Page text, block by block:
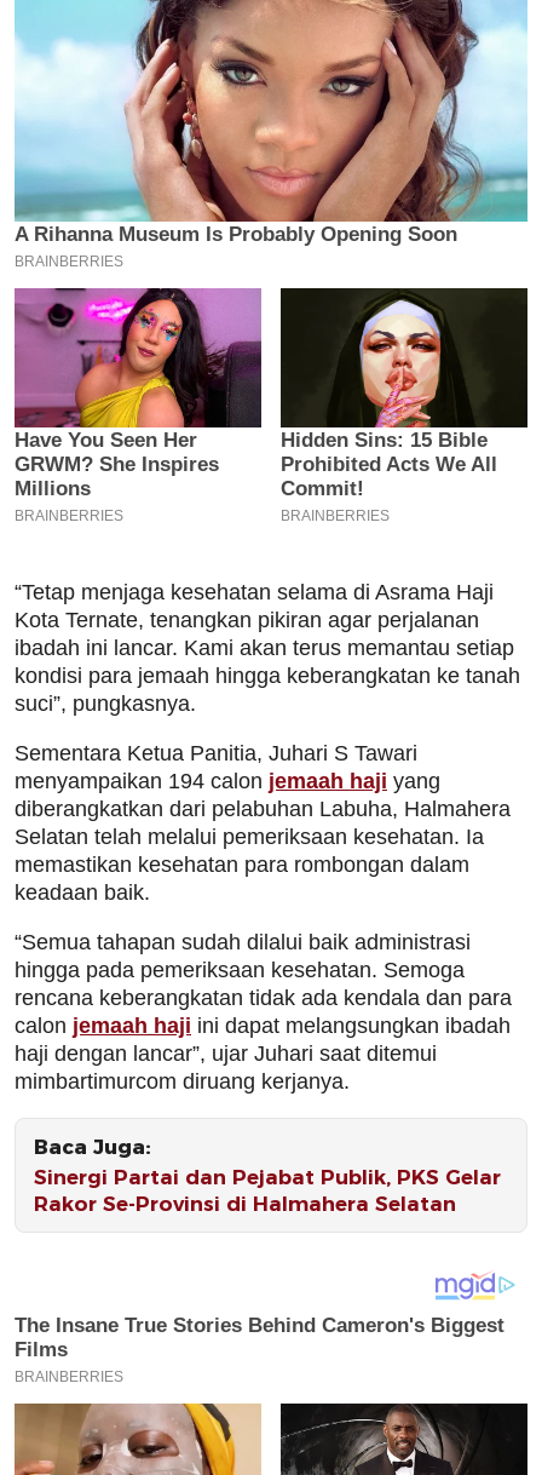
“Tetap menjaga kesehatan selama di Asrama Haji
Kota Ternate, tenangkan pikiran agar perjalanan
ibadah ini lancar. Kami akan terus memantau setiap
kondisi para jemaah hingga keberangkatan ke tanah
suci”, pungkasnya.
Sementara Ketua Panitia, Juhari S Tawari
menyampaikan 194 calon jemaah haji yang
diberangkatkan dari pelabuhan Labuha, Halmahera
Selatan telah melalui pemeriksaan kesehatan. Ia
memastikan kesehatan para rombongan dalam
keadaan baik.
“Semua tahapan sudah dilalui baik administrasi
hingga pada pemeriksaan kesehatan. Semoga
rencana keberangkatan tidak ada kendala dan para
calon jemaah haji ini dapat melangsungkan ibadah
haji dengan lancar”, ujar Juhari saat ditemui
mimbartimurcom diruang kerjanya.
Baca Juga:
Sinergi Partai dan Pejabat Publik, PKS Gelar
Rakor Se-Provinsi di Halmahera Selatan